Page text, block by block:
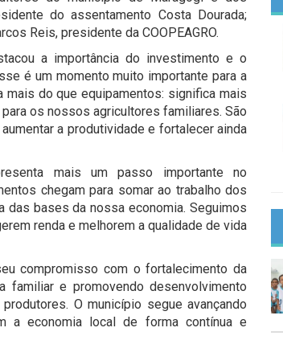
do assentamento Costa Dourada;
Reis, presidente da COOPEAGRO.
a importância do investimento e o
é um momento muito importante para a
do que equipamentos: significa mais
os nossos agricultores familiares. São
a produtividade e fortalecer ainda
mais um passo importante no
chegam para somar ao trabalho dos
bases da nossa economia. Seguimos
renda e melhorem a qualidade de vida
compromisso com o fortalecimento da
familiar e promovendo desenvolvimento
O município segue avançando
a economia local de forma contínua e